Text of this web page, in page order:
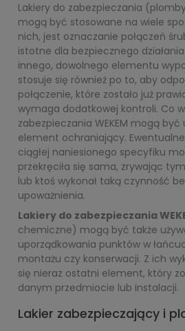
Lakiery do zabezpieczania
mogą być stosowane na wiele
nich, jest oznaczanie połączeń
istotne dla bezpiecznego
innego, dowolnego elementu
stosuje się również po to, aby
połączenie, które zostało już
wymaga dodatkowej kontroli. Co
zabezpieczania WEKEM mogą być
element ochraniający.
ciągłej naniesionego specyfiku
przekręciła się sama, zrywając
lub ktoś wykonał taką czynność
upoważnienia.
Lakiery do zabezpieczania
chemiczne) mogą być także
uporządkowania punktów w
montażu czy konserwacji. Z ich
się nieraz ostatni element, który
danym przedmiocie lub instalacji.
Lakier zabezpieczający i